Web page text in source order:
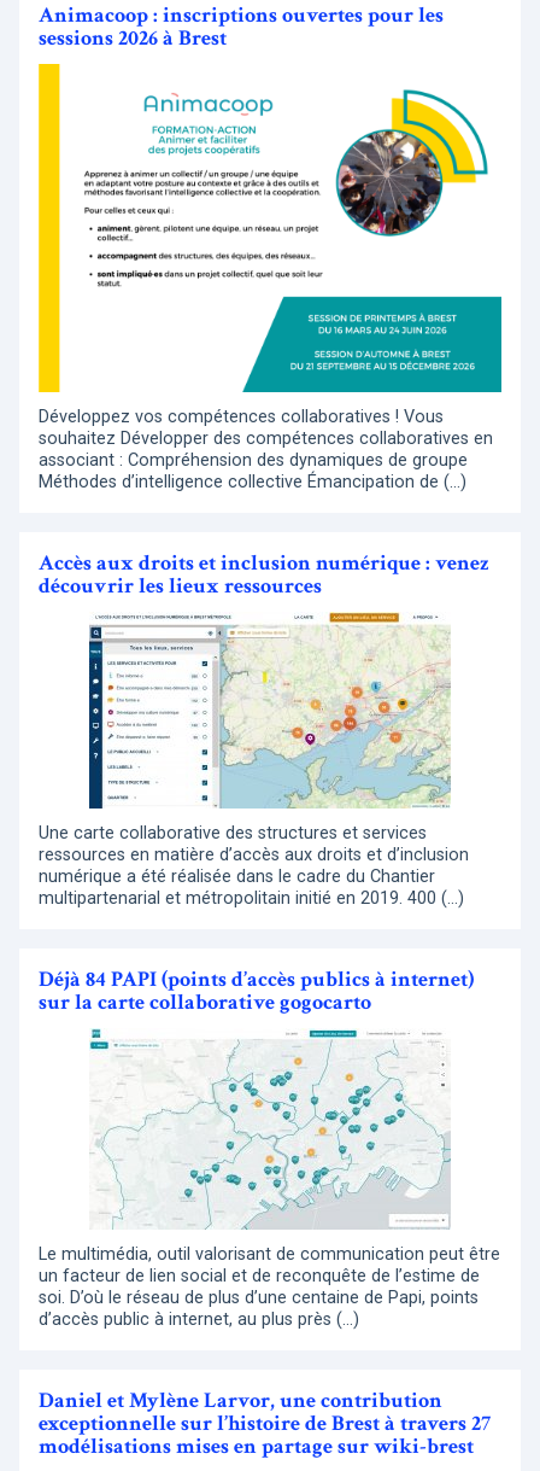
Animacoop : inscriptions ouvertes pour les
sessions 2026 à Brest
Développez vos compétences collaboratives ! Vous
souhaitez Développer des compétences collaboratives en
associant : Compréhension des dynamiques de groupe
Méthodes d’intelligence collective Émancipation de (…)
Accès aux droits et inclusion numérique : venez
découvrir les lieux ressources
Une carte collaborative des structures et services
ressources en matière d’accès aux droits et d’inclusion
numérique a été réalisée dans le cadre du Chantier
multipartenarial et métropolitain initié en 2019. 400 (…)
Déjà 84 PAPI (points d’accès publics à internet)
sur la carte collaborative gogocarto
Le multimédia, outil valorisant de communication peut être
un facteur de lien social et de reconquête de l’estime de
soi. D’où le réseau de plus d’une centaine de Papi, points
d’accès public à internet, au plus près (…)
Daniel et Mylène Larvor, une contribution
exceptionnelle sur l’histoire de Brest à travers 27
modélisations mises en partage sur wiki-brest